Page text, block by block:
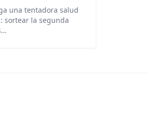
una tentadora salud
sortear la segunda